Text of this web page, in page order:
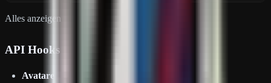
Alles anzeigen
API Hooks
Avatare